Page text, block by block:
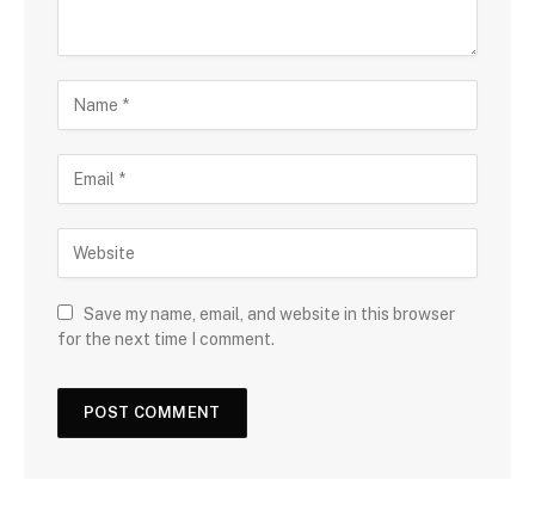
Save my name, email, and website in this browser
for the next time I comment.